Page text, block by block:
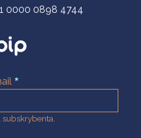
0000 0898 4744